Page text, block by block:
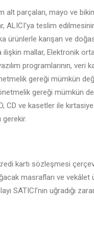
parçaları, mayo ve
teslim
karışan ve
mallar, Elektronik
programlarının, veri
gereği mümkün
gereği mümkün
CD ve kasetler ile
gerekir.
kartı sözleşmesi
masrafları ve vekâlet
uğradığı